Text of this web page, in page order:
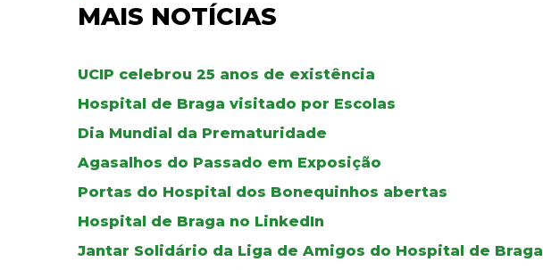
MAIS NOTÍCIAS
UCIP celebrou 25 anos de existência
Hospital de Braga visitado por Escolas
Dia Mundial da Prematuridade
Agasalhos do Passado em Exposição
Portas do Hospital dos Bonequinhos abertas
Hospital de Braga no LinkedIn
Jantar Solidário da Liga de Amigos do Hospital de Braga